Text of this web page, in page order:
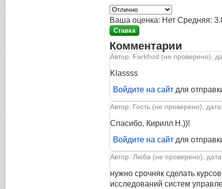
Ваша оценка: Нет Средняя:
Комментарии
Автор: Farkhod (не проверено),
Klassss
Войдите на сайт для
Автор: Гость (не проверено),
Спасибо, Кирилл Н.))!
Войдите на сайт для
Автор: Люба (не проверено),
нужно срочняк сделать
исследований систем